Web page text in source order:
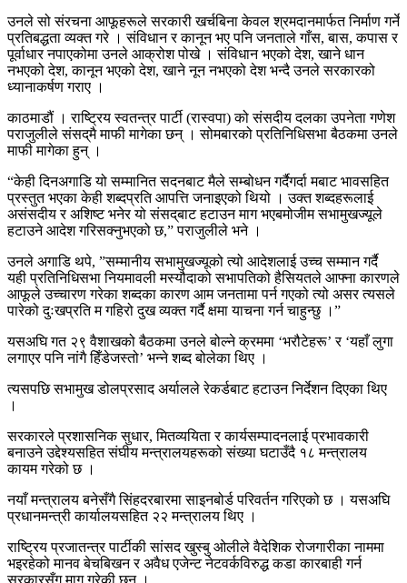
उनले सो संरचना आफूहरूले सरकारी खर्चबिना केवल श्रमदानमार्फत निर्माण गर्ने
प्रतिबद्धता व्यक्त गरे । संविधान र कानून भए पनि जनताले गाँस, बास, कपास र
पूर्वाधार नपाएकोमा उनले आक्रोश पोखे । संविधान भएको देश, खाने धान
नभएको देश, कानून भएको देश, खाने नून नभएको देश भन्दै उनले सरकारको
ध्यानाकर्षण गराए ।
काठमाडौं । राष्ट्रिय स्वतन्त्र पार्टी (रास्वपा) को संसदीय दलका उपनेता गणेश
पराजुलीले संसद्‌मै माफी मागेका छन् । सोमबारको प्रतिनिधिसभा बैठकमा उनले
माफी मागेका हुन् ।
“केही दिनअगाडि यो सम्मानित सदनबाट मैले सम्बोधन गर्दैगर्दा मबाट भावसहित
प्रस्तुत भएका केही शब्दप्रति आपत्ति जनाइएको थियो । उक्त शब्दहरूलाई
असंसदीय र अशिष्ट भनेर यो संसद्‌बाट हटाउन माग भएबमोजीम सभामुखज्यूले
हटाउने आदेश गरिसक्नुभएको छ,” पराजुलीले भने ।
उनले अगाडि थपे, ”सम्मानीय सभामुखज्यूको त्यो आदेशलाई उच्च सम्मान गर्दै
यही प्रतिनिधिसभा नियमावली मस्यौदाको सभापतिको हैसियतले आफ्ना कारणले
आफूले उच्चारण गरेका शब्दका कारण आम जनतामा पर्न गएको त्यो असर त्यसले
पारेको दुःखप्रति म गहिरो दुख व्यक्त गर्दै क्षमा याचना गर्न चाहुन्छु ।”
यसअघि गत २९ वैशाखको बैठकमा उनले बोल्ने क्रममा ‘भरौटेहरू’ र ‘यहाँ लुगा
लगाएर पनि नांगै हिँडेजस्तो’ भन्ने शब्द बोलेका थिए ।
त्यसपछि सभामुख डोलप्रसाद अर्यालले रेकर्डबाट हटाउन निर्देशन दिएका थिए
।
सरकारले प्रशासनिक सुधार, मितव्ययिता र कार्यसम्पादनलाई प्रभावकारी
बनाउने उद्देश्यसहित संघीय मन्त्रालयहरूको संख्या घटाउँदै १८ मन्त्रालय
कायम गरेको छ ।
नयाँ मन्त्रालय बनेसँगै सिंहदरबारमा साइनबोर्ड परिवर्तन गरिएको छ । यसअघि
प्रधानमन्त्री कार्यालयसहित २२ मन्त्रालय थिए ।
राष्ट्रिय प्रजातन्त्र पार्टीकी सांसद खुस्बु ओलीले वैदेशिक रोजगारीका नाममा
भइरहेको मानव बेचबिखन र अवैध एजेन्ट नेटवर्कविरुद्ध कडा कारबाही गर्न